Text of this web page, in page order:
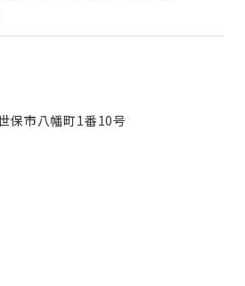
保市八幡町1番10号